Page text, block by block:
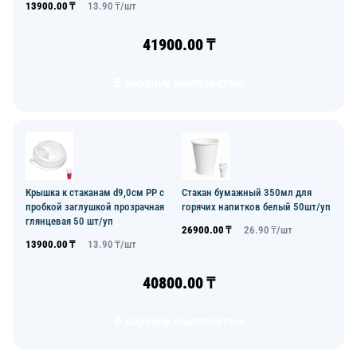
13900.00 ₸ 13.90 ₸/шт
41900.00₸
Крышка к стаканам d9,0см PP с
пробкой заглушкой прозрачная
глянцевая 50 шт/уп
13900.00 ₸ 13.90 ₸/шт
Стакан бумажный 350мл для
горячих напитков белый 50шт/уп
26900.00 ₸ 26.90 ₸/шт
40800.00₸